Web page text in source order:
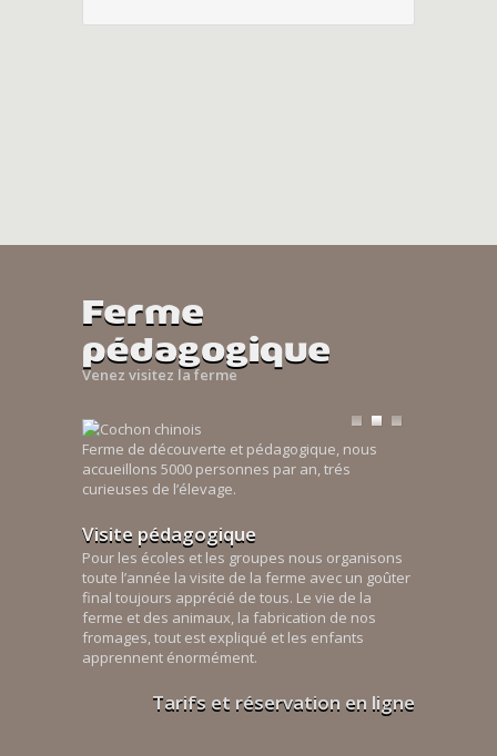
Ferme
pédagogique
Venez visitez la ferme
Ferme de découverte et pédagogique, nous
accueillons 5000 personnes par an, trés
curieuses de l’élevage.
Visite pédagogique
Pour les écoles et les groupes nous organisons
toute l’année la visite de la ferme avec un goûter
final toujours apprécié de tous. Le vie de la
ferme et des animaux, la fabrication de nos
fromages, tout est expliqué et les enfants
apprennent énormément.
Tarifs et réservation en ligne